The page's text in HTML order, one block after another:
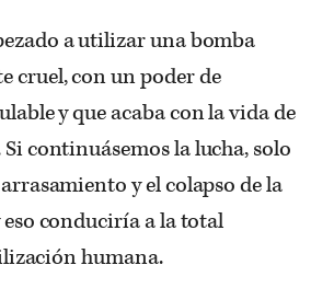
a utilizar una bomba
cruel, con un poder de
y que acaba con la vida de
continuásemos la lucha, solo
y el colapso de la
conduciría a la total
humana.